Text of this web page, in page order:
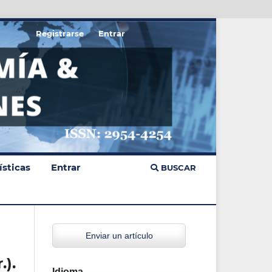
Entrar BUSCAR
Registrarse Entrar
Enviar un artículo